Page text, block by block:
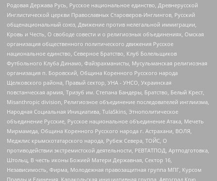
Родовая Держава Русь, Русское национальное единство, Древнерусской
Инглистической церкви Православных Староверов-Инглингов, Русский
общенациональный союз, Движение против нелегальной иммиграции,
Кровь и Честь, О свободе совести и о религиозных объединениях, Омская
организация общественного политического движения Русское
национальное единство, Северное Братство, Клуб Болельщиков
Футбольного Клуба Динамо, Файзрахманисты, Мусульманская религиозная
организация п. Боровский, Община Коренного Русского народа
Щелковского района, Правый сектор, УНА - УНСО, Украинская
повстанческая армия, Тризуб им. Степана Бандеры, Братство, Белый Крест,
Misanthropic division, Религиозное объединение последователей инглиизма,
Народная Социальная Инициатива, TulaSkins, Этнополитическое
объединение Русские, Русское национальное объединение Атака, Мечеть
Мирмамеда, Община Коренного Русского народа г. Астрахани, ВОЛЯ,
Меджлис крымскотатарского народа, Рубеж Севера, ТОЙС, О
противодействии экстремистской деятельности, РЕВТАТПОД, Артподготовка,
Штольц, В честь иконы Божией Матери Державная, Сектор 16,
Независимость, Фирма, Молодежная правозащитная группа МПГ, Курсом
Правды и Единения, Каракольская инициативная группа, Автоград Крю,